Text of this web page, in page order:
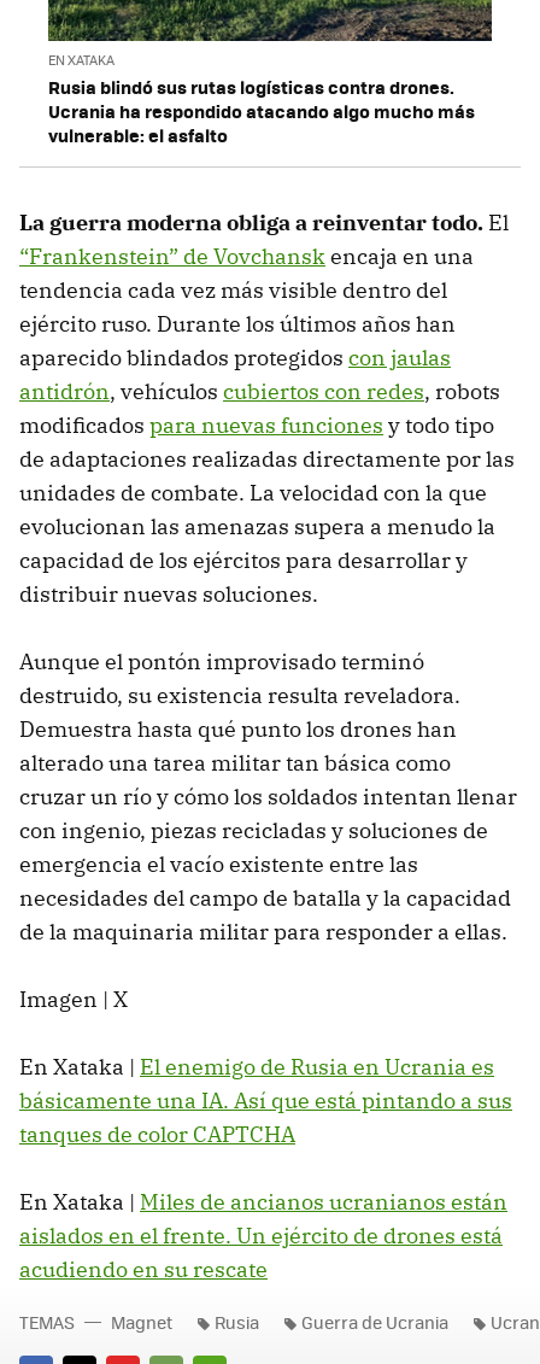
EN XATAKA
Rusia blindó sus rutas logísticas contra drones.
Ucrania ha respondido atacando algo mucho más
vulnerable: el asfalto
La guerra moderna obliga a reinventar todo. El
“Frankenstein” de Vovchanskencaja en una
tendencia cada vez más visible dentro del
ejército ruso. Durante los últimos años han
aparecido blindados protegidos con jaulas
antidrón, vehículos cubiertos con redes, robots
modificados para nuevas funciones y todo tipo
de adaptaciones realizadas directamente por las
unidades de combate. La velocidad con la que
evolucionan las amenazas supera a menudo la
capacidad de los ejércitos para desarrollar y
distribuir nuevas soluciones.
Aunque el pontón improvisado terminó
destruido, su existencia resulta reveladora.
Demuestra hasta qué punto los drones han
alterado una tarea militar tan básica como
cruzar un río y cómo los soldados intentan llenar
con ingenio, piezas recicladas y soluciones de
emergencia el vacío existente entre las
necesidades del campo de batalla y la capacidad
de la maquinaria militar para responder a ellas.
Imagen | X
En Xataka | El enemigo de Rusia en Ucrania es
básicamente una IA. Así que está pintando a sus
tanques de color CAPTCHA
En Xataka | Miles de ancianos ucranianos están
aislados en el frente. Un ejército de drones está
acudiendo en su rescate
TEMAS Magnet Rusia Guerra de Ucrania